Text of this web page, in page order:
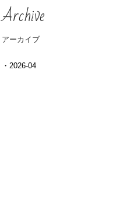
Archive
アーカイブ
2026-04